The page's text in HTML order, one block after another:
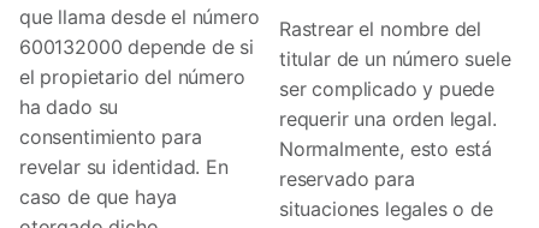
que llama desde el número
600132000 depende de si
el propietario del número
ha dado su
consentimiento para
revelar su identidad. En
caso de que haya
Rastrear el nombre del
titular de un número suele
ser complicado y puede
requerir una orden legal.
Normalmente, esto está
reservado para
situaciones legales o de